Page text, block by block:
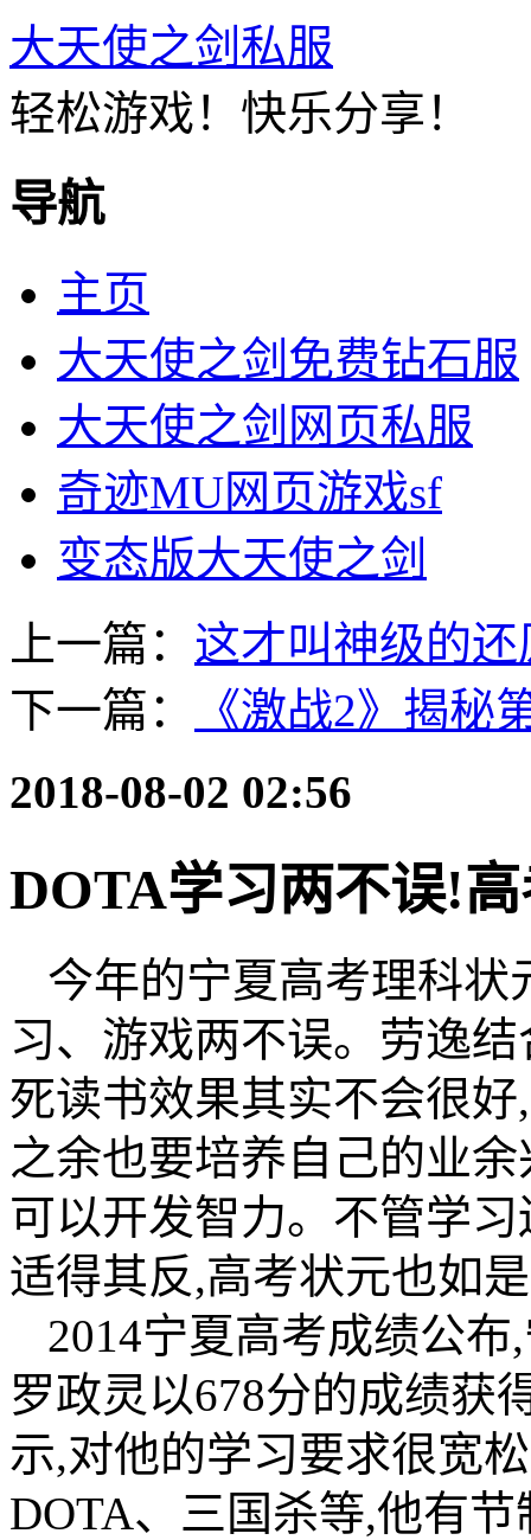
大天使之剑私服
轻松游戏！快乐分享！
导航
主页
大天使之剑免费钻石服
大天使之剑网页私服
奇迹MU网页游戏sf
变态版大天使之剑
上一篇： 这才叫神级的还
下一篇：
《激战2》揭秘
2018-08-02 02:56
DOTA学习两不误!
今年的宁夏高考理科状
习、游戏两不误。劳逸
死读书效果其实不会很
之余也要培养自己的业
可以开发智力。不管学
适得其反,高考状元也如
2014宁夏高考成绩公
罗政灵以678分的成绩获
示,对他的学习要求很宽
DOTA、三国杀等,他有